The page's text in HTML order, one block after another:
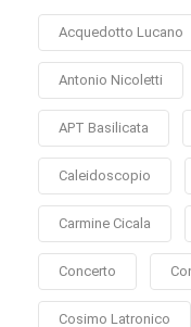
Acquedotto Lucano
Antonio Nicoletti
APT Basilicata
Caleidoscopio
Carmine Cicala
Concerto
Cosimo Latronico